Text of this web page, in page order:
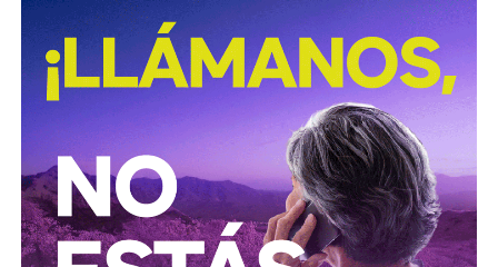
David Martínez es apodado coloquialmente como “El
Fantasma de Wall Street
”, y ha adquirido un poder
inmenso en Latinoamérica, especialmente en Argentina,
donde ha servido como negociador para la deuda nacional
y en 2017, fue considerado por Forbes como el hombre
más rico de dicho país. El regiomontano tiene un historial
documentado de tomar control de empresas en